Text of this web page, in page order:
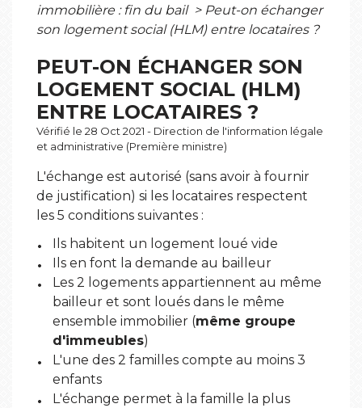
immobilière : fin du bail > Peut-on échanger
son logement social (HLM) entre locataires ?
PEUT-ON ÉCHANGER SON
LOGEMENT SOCIAL (HLM)
ENTRE LOCATAIRES ?
Vérifié le 28 Oct 2021 - Direction de l'information légale
et administrative (Première ministre)
L'échange est autorisé (sans avoir à fournir
de justification) si les locataires respectent
les 5 conditions suivantes :
Ils habitent un logement loué vide
Ils en font la demande au bailleur
Les 2 logements appartiennent au même
bailleur et sont loués dans le même
ensemble immobilier (même groupe
d'immeubles)
L'une des 2 familles compte au moins 3
enfants
L'échange permet à la famille la plus